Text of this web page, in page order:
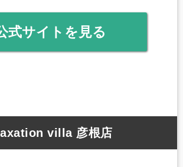
式サイトを見る
villa 彦根店